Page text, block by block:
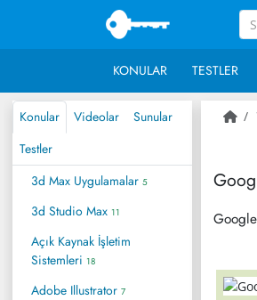
KONULAR TESTLER
Konular Videolar
Sunular
Testler
3d Max Uygulamalar 5
3d Studio Max 11
Açık Kaynak İşletim
Sistemleri 18
Adobe Illustrator 7